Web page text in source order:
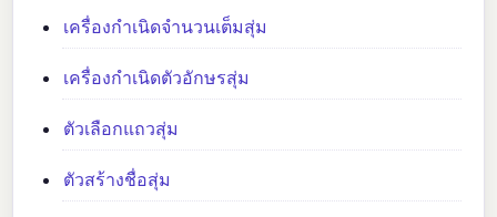
เครื่องกำเนิดจำนวนเต็มสุ่ม
เครื่องกำเนิดตัวอักษรสุ่ม
ตัวเลือกแถวสุ่ม
ตัวสร้างชื่อสุ่ม